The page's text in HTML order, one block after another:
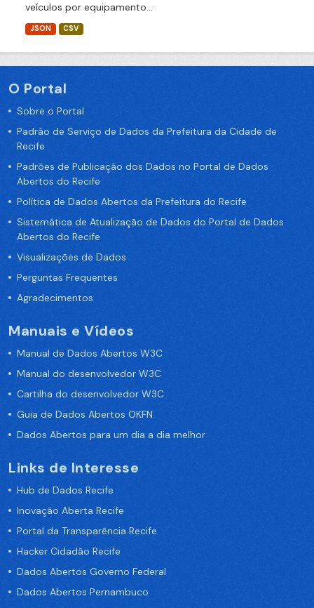
veículos por equipamento...
JSON CSV
O Portal
Sobre o Portal
Padrão de Serviço de Dados da Prefeitura da Cidade de
Recife
Padrões de Publicação dos Dados no Portal de Dados
Abertos do Recife
Política de Dados Abertos da Prefeitura do Recife
Sistemática de Atualização de Dados do Portal de Dados
Abertos do Recife
Visualizações de Dados
Perguntas Frequentes
Agradecimentos
Manuais e Vídeos
Manual de Dados Abertos W3C
Manual do desenvolvedor W3C
Cartilha do desenvolvedor W3C
Guia de Dados Abertos OKFN
Dados Abertos para um dia a dia melhor
Links de Interesse
Hub de Dados Recife
Inovação Aberta Recife
Portal da Transparência Recife
Hacker Cidadão Recife
Dados Abertos Governo Federal
Dados Abertos Pernambuco